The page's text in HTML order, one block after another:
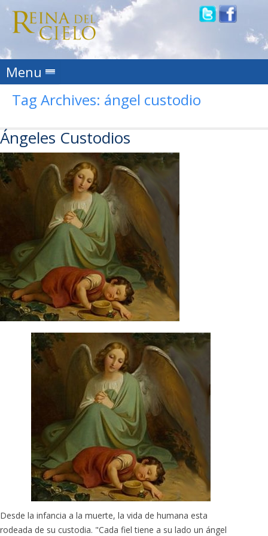
Menu Skip to content
Tag Archives: ángel custodio
Ángeles Custodios
Desde la infancia a la muerte, la vida de humana esta
rodeada de su custodia. "Cada fiel tiene a su lado un ángel